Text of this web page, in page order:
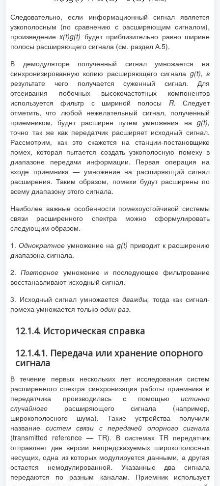
Следовательно, если информационный сигнал является
узкополосным (по сравнению с расширяющим сигналом),
произведениеx(t)g(t) будет приблизительно равно ширине
полосы расширяющего сигнала (см. раздел А.5).
В демодуляторе полученный сигнал умножается на
синхронизированную копию расширяющего сигнала g(t), в
результате чего получается суженный сигнал. Для
отсеивания побочных высокочастотных компонентов
используется фильтр с шириной полосы R.Следует
отметить, что любой нежелательный сигнал, полученный
приемником, будет расширен путем умножения на g(t),
точно так же как передатчик расширяет исходный сигнал.
Рассмотрим, как это скажется на станции-постановщике
помех, которая пытается создать узкополосную помеху в
диапазоне передачи информации. Первая операция на
входе приемника — умножение на расширяющий сигнал
расширения. Таким образом, помехи будут расширены по
всему диапазону этого сигнала.
Наиболее важные особенности помехоустойчивой системы
связи расширенного спектра можно сформулировать
следующим образом.
1.Однократноеумножение на g(t) приводит к расширению
диапазона сигнала.
2.Повторное умножение и последующее фильтрование
восстанавливают исходный сигнал.
3. Исходный сигнал умножается дважды, тогда как сигнал-
помеха умножается только один раз.
12.1.4. Историческая справка
12.1.4.1. Передача или хранение опорного
сигнала
В течение первых нескольких лет исследования систем
расширенного спектра синхронизация работы приемника и
передатчика производилась с помощью истинно
случайного расширяющего сигнала (например,
широкополосного шума). Такие устройства получили
название систем связи с передачей опорного сигнала
(transmitted reference — TR). В системах TR передатчик
отправляет две версии непредсказуемых широкополосных
несущих, одна из которых модулируется данными, а другая
остается немодулированной. Указанные два сигнала
передаются по разным каналам. Приемник использует